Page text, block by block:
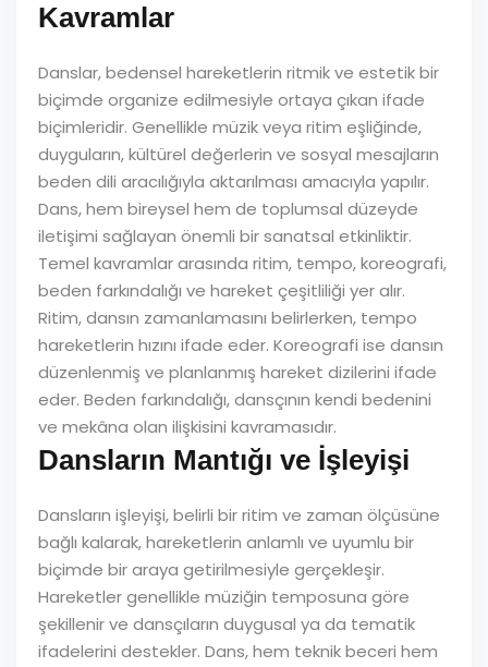
Kavramlar
Danslar, bedensel hareketlerin ritmik ve estetik bir
biçimde organize edilmesiyle ortaya çıkan ifade
biçimleridir. Genellikle müzik veya ritim eşliğinde,
duyguların, kültürel değerlerin ve sosyal mesajların
beden dili aracılığıyla aktarılması amacıyla yapılır.
Dans, hem bireysel hem de toplumsal düzeyde
iletişimi sağlayan önemli bir sanatsal etkinliktir.
Temel kavramlar arasında ritim, tempo, koreografi,
beden farkındalığı ve hareket çeşitliliği yer alır.
Ritim, dansın zamanlamasını belirlerken, tempo
hareketlerin hızını ifade eder. Koreografi ise dansın
düzenlenmiş ve planlanmış hareket dizilerini ifade
eder. Beden farkındalığı, dansçının kendi bedenini
ve mekâna olan ilişkisini kavramasıdır.
Dansların Mantığı ve İşleyişi
Dansların işleyişi, belirli bir ritim ve zaman ölçüsüne
bağlı kalarak, hareketlerin anlamlı ve uyumlu bir
biçimde bir araya getirilmesiyle gerçekleşir.
Hareketler genellikle müziğin temposuna göre
şekillenir ve dansçıların duygusal ya da tematik
ifadelerini destekler. Dans, hem teknik beceri hem